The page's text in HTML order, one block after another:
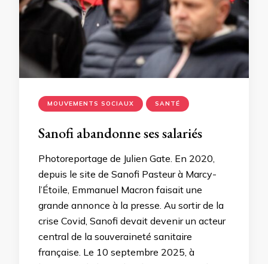
MOUVEMENTS SOCIAUX SANTÉ
Sanofi abandonne ses salariés
Photoreportage de Julien Gate. En 2020,
depuis le site de Sanofi Pasteur à Marcy-
l’Étoile, Emmanuel Macron faisait une
grande annonce à la presse. Au sortir de la
crise Covid, Sanofi devait devenir un acteur
central de la souveraineté sanitaire
française. Le 10 septembre 2025, à